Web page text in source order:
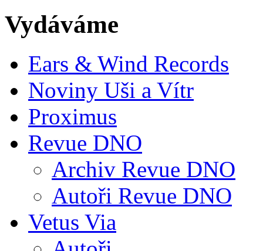
Vydáváme
Ears & Wind Records
Noviny Uši a Vítr
Proximus
Revue DNO
Archiv Revue DNO
Autoři Revue DNO
Vetus Via